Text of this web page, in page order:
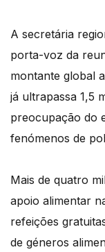
A secretária
porta-voz da
montante global
já ultrapassa 1,5
preocupação do
fenómenos de
Mais de quatro
apoio alimentar
refeições
de géneros